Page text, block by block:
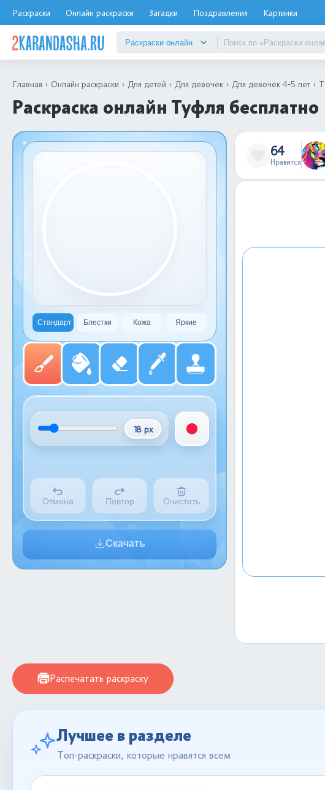
Раскраски Онлайн раскраски Загадки Поздравления Картинки
Главная Онлайн раскраски Для детей Для девочек Для девочек 4-5 лет
Раскраска онлайн Туфля бесплатно
Стандарт Блестки Кожа Яркие
18 px
Отмена Повтор Очистить
Скачать
64
Нравится
Распечатать раскраску
Лучшее в разделе
Топ-раскраски, которые нравятся всем